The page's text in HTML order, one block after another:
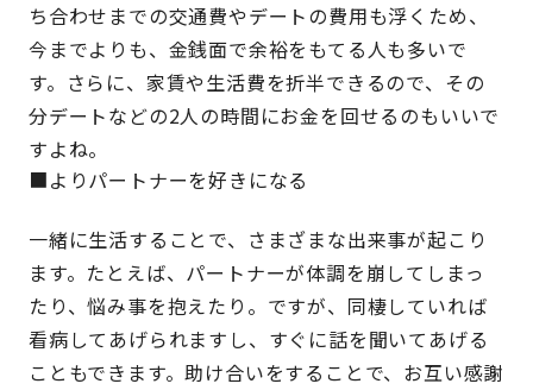
ち合わせまでの交通費やデートの費用も浮くため、
今までよりも、金銭面で余裕をもてる人も多いで
す。さらに、家賃や生活費を折半できるので、その
分デートなどの2人の時間にお金を回せるのもいいで
すよね。
■よりパートナーを好きになる
一緒に生活することで、さまざまな出来事が起こり
ます。たとえば、パートナーが体調を崩してしまっ
たり、悩み事を抱えたり。ですが、同棲していれば
看病してあげられますし、すぐに話を聞いてあげる
こともできます。助け合いをすることで、お互い感謝